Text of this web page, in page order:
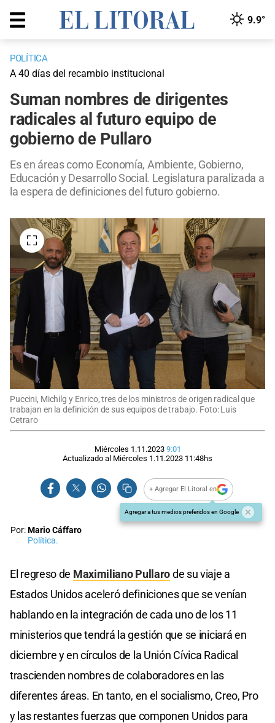
9.9°
POLÍTICA
A 40 días del recambio institucional
Suman nombres de dirigentes
radicales al futuro equipo de
gobierno de Pullaro
Es en áreas como Economía, Ambiente, Gobierno,
Educación y Desarrollo Social. Legislatura paralizada a
la espera de definiciones del futuro gobierno.
Puccini, Michilg y Enrico, tres de los ministros de origen radical que
trabajan en la definición de sus equipos de trabajo. Foto: Luis
Cetraro
Miércoles 1.11.2023 9:01
Actualizado al Miércoles 1.11.2023 11:48hs
+ Agregar El Litoral en
Agregar a tus medios preferidos en Google
Por:Mario Cáffaro
Política.
El regreso de Maximiliano Pullarode su viaje a
Estados Unidos aceleró definiciones que se venían
hablando en la integración de cada uno de los 11
ministerios que tendrá la gestión que se iniciará en
diciembre y en círculos de la Unión Cívica Radical
trascienden nombres de colaboradores en las
diferentes áreas. En tanto, en el socialismo, Creo, Pro
y las restantes fuerzas que componen Unidos para